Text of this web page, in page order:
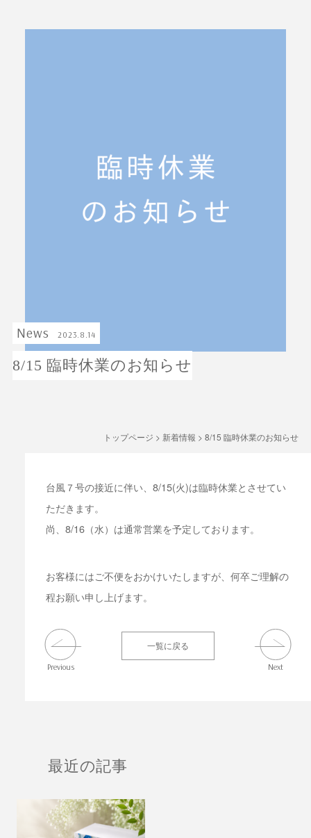
ONLINE SHOP オンラインショップ／商品紹介
News 2023.8.14
8/15 臨時休業のお知らせ
トップページ > 新着情報 >8/15 臨時休業のお知らせ
台風７号の接近に伴い、8/15(火)は臨時休業とさせてい
ただきます。
尚、8/16（水）は通常営業を予定しております。
お客様にはご不便をおかけいたしますが、何卒ご理解の
程お願い申し上げます。
Previous
一覧に戻る
Next
最近の記事